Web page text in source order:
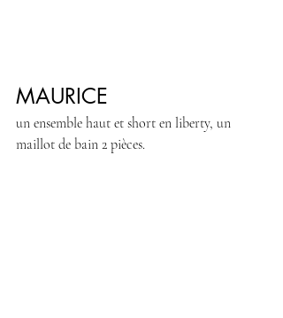
MAURICE
un ensemble haut et short en liberty, un
maillot de bain 2 pièces.